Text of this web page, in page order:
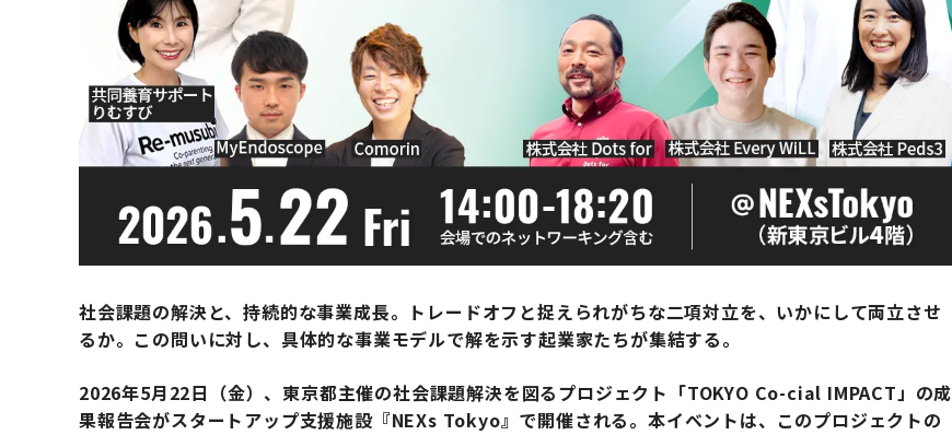
社会課題の解決と、持続的な事業成長。トレードオフと捉えられがちな二項対立を、いかにして両立させ
るか。この問いに対し、具体的な事業モデルで解を示す起業家たちが集結する。
2026年5月22日（金）、東京都主催の社会課題解決を図るプロジェクト「TOKYO Co-cial IMPACT」の成
果報告会がスタートアップ支援施設『NEXs Tokyo』で開催される。本イベントは、このプロジェクトの